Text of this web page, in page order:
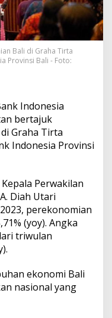
Bali di Graha Tirta
Provinsi Bali - Foto:
Indonesia
bertajuk
Graha Tirta
Indonesia Provinsi
Perwakilan
Diah Utari
perekonomian
(yoy). Angka
triwulan
ekonomi Bali
nasional yang